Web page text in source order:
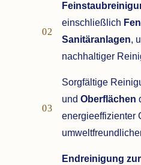
02
einschließlich
Sanitäranlagen,
nachhaltiger
03
Sorgfältige
und Oberflächen
energieeffizienter
Endreinigung